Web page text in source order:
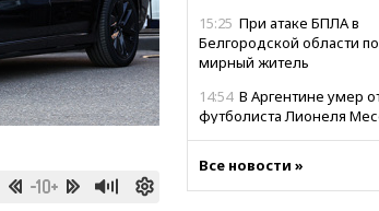
15:25 При атаке БПЛА в
Белгородской области
мирный житель
14:54 В Аргентине умер
футболиста Лионеля
судоходство в Черном
Все новости »